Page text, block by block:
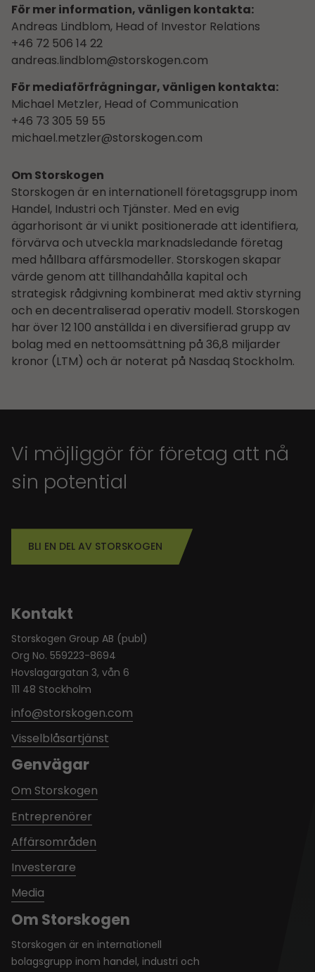
För mer information, vänligen kontakta:
Andreas Lindblom, Head of Investor Relations
+46 72 506 14 22
andreas.lindblom@storskogen.com
För mediaförfrågningar, vänligen kontakta:
Michael Metzler, Head of Communication
+46 73 305 59 55
michael.metzler@storskogen.com
Om Storskogen
Storskogen är en internationell företagsgrupp inom
Handel, Industri och Tjänster. Med en evig
ägarhorisont är vi unikt positionerade att identifiera,
förvärva och utveckla marknadsledande företag
med hållbara affärsmodeller. Storskogen skapar
värde genom att tillhandahålla kapital och
strategisk rådgivning kombinerat med aktiv styrning
och en decentraliserad operativ modell. Storskogen
har över 12 100 anställda i en diversifierad grupp av
bolag med en nettoomsättning på 36,8 miljarder
kronor (LTM) och är noterat på Nasdaq Stockholm.
Vi möjliggör för företag att nå
sin potential
BLI EN DEL AV STORSKOGEN
Om Storskogen
Storskogen är en internationell
bolagsgrupp inom handel, industri och
Kontakt
Storskogen Group AB (publ)
Org No. 559223-8694
Hovslagargatan 3, vån 6
111 48 Stockholm
info@storskogen.com
Visselblåsartjänst
Genvägar
Om Storskogen
Entreprenörer
Affärsområden
Investerare
Media